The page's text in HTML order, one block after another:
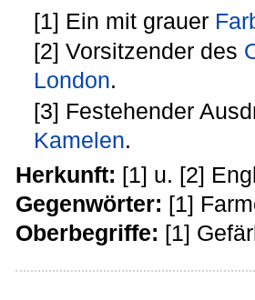
[1] Ein mit grauer
[2] Vorsitzender des
London.
[3] Festehender
Kamelen.
Herkunft: [1] u. [2]
Gegenwörter: [1]
Oberbegriffe: [1]